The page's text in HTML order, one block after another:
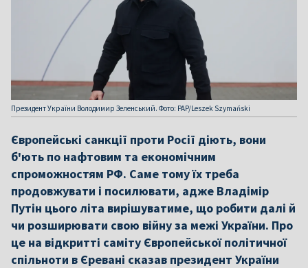
Президент України Володимир Зеленський. Фото: PAP/Leszek Szymański
Європейські санкції проти Росії діють, вони
б'ють по нафтовим та економічним
спроможностям РФ. Саме тому їх треба
продовжувати і посилювати, адже Владімір
Путін цього літа вирішуватиме, що робити далі й
чи розширювати свою війну за межі України. Про
це на відкритті саміту Європейської політичної
спільноти в Єревані сказав президент України